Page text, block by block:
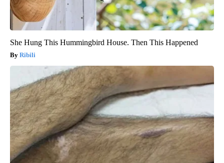
She Hung This Hummingbird House. Then This Happened
Ribili